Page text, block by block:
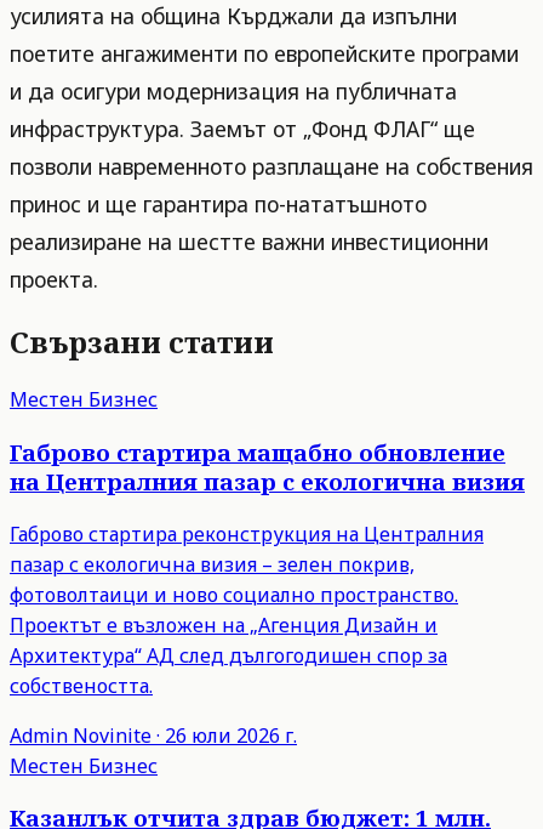
усилията на община Кърджали да изпълни
поетите ангажименти по европейските програми
и да осигури модернизация на публичната
инфраструктура. Заемът от „Фонд ФЛАГ“ ще
позволи навременното разплащане на собствения
принос и ще гарантира по-нататъшното
реализиране на шестте важни инвестиционни
проекта.
Свързани статии
Местен Бизнес
Габрово стартира мащабно обновление
на Централния пазар с екологична визия
Габрово стартира реконструкция на Централния
пазар с екологична визия – зелен покрив,
фотоволтаици и ново социално пространство.
Проектът е възложен на „Агенция Дизайн и
Архитектура“ АД след дългогодишен спор за
собствеността.
Admin Novinite· 26 юли 2026 г.
Местен Бизнес
Казанлък отчита здрав бюджет: 1 млн.